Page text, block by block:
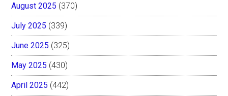
August 2025 (370)
July 2025 (339)
June 2025 (325)
May 2025 (430)
April 2025 (442)